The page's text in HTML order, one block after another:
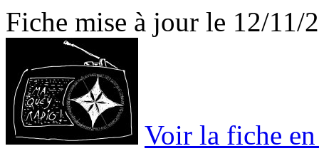
Fiche mise à jour le 12/11/
Voir la fiche